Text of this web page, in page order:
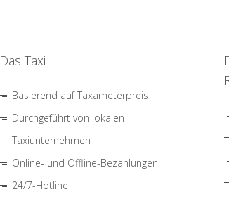
Das Taxi
Basierend auf Taxameterpreis
Durchgeführt von lokalen
Taxiunternehmen
Online- und Offline-Bezahlungen
24/7-Hotline